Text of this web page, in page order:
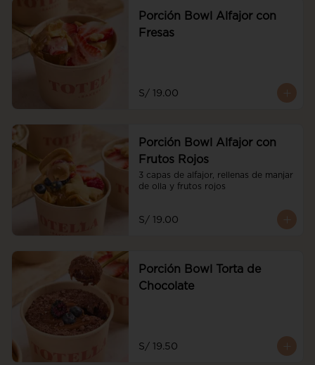
Porción Bowl Alfajor con
Fresas
S/ 19.00
Porción Bowl Alfajor con
Frutos Rojos
3 capas de alfajor, rellenas de manjar
de olla y frutos rojos
S/ 19.00
Porción Bowl Torta de
Chocolate
S/ 19.50